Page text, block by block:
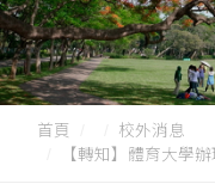
首頁
校外消息
【轉知】體育大學